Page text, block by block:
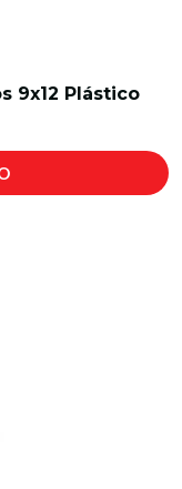
9x12 Plástico